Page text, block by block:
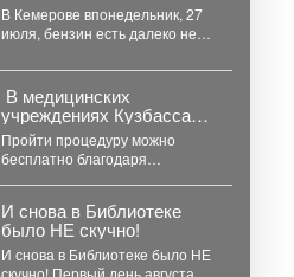
список АЗС
В Кемерове впонедельник, 27
июля, бензин есть далеко не
список тех,...
В медицинских
учреждениях Кузбасса
активно и успешно
используют
вспомогательные
репродуктивные
технологии, в том числе
ЭКО
Пройти процедуру можно
бесплатно благодаря
Президента России
Владимира Путина. 💬
Губернатор...
И снова в Библиотеке
было НЕ скучно!
И снова в Библиотеке было НЕ